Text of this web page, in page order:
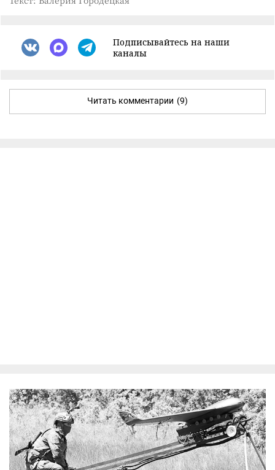
Подписывайтесь на наши
каналы
Читать комментарии (9)